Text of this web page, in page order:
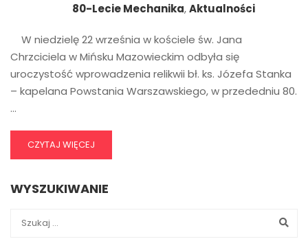
80-Lecie Mechanika,Aktualności
W niedzielę 22 września w kościele św. Jana
Chrzciciela w Mińsku Mazowieckim odbyła się
uroczystość wprowadzenia relikwii bł. ks. Józefa Stanka
– kapelana Powstania Warszawskiego, w przededniu 80.
…
CZYTAJ WIĘCEJ
WYSZUKIWANIE